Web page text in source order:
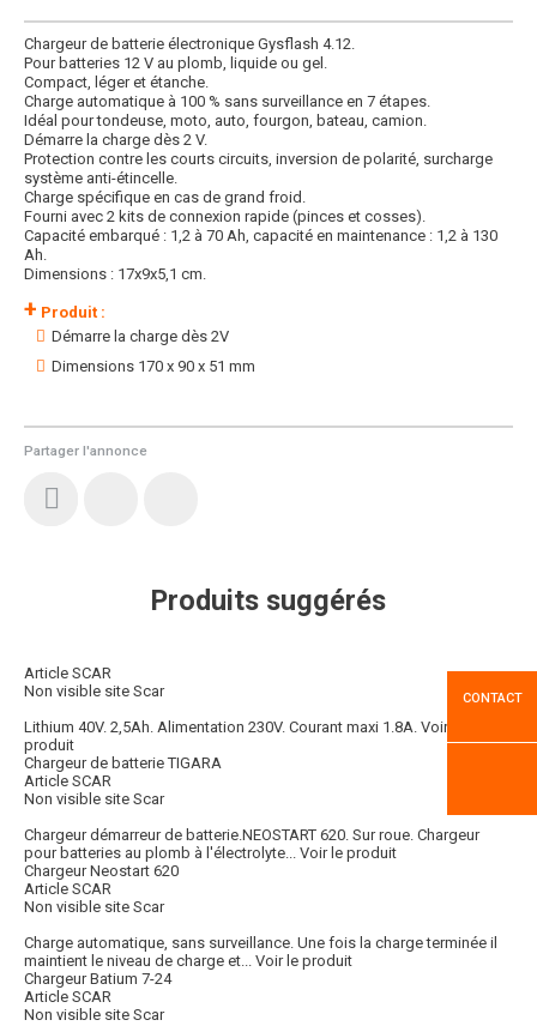
+ Produit :
Démarre la charge dès 2V
Dimensions 170 x 90 x 51 mm
Partager l'annonce
Chargeur de batterie électronique Gysflash 4.12.
Pour batteries 12 V au plomb, liquide ou gel.
Compact, léger et étanche.
Charge automatique à 100 % sans surveillance en 7 étapes.
Idéal pour tondeuse, moto, auto, fourgon, bateau, camion.
Démarre la charge dès 2 V.
Protection contre les courts circuits, inversion de polarité, surcharge
système anti-étincelle.
Charge spécifique en cas de grand froid.
Fourni avec 2 kits de connexion rapide (pinces et cosses).
Capacité embarqué : 1,2 à 70 Ah, capacité en maintenance : 1,2 à 130
Ah.
Dimensions : 17x9x5,1 cm.
Produits suggérés
Article SCAR
Non visible site Scar
Lithium 40V. 2,5Ah. Alimentation 230V. Courant maxi 1.8A. Voir le
produit
Chargeur de batterie TIGARA
Article SCAR
Non visible site Scar
Chargeur démarreur de batterie.NEOSTART 620. Sur roue. Chargeur
pour batteries au plomb à l'électrolyte... Voir le produit
Chargeur Neostart 620
Article SCAR
Non visible site Scar
Charge automatique, sans surveillance. Une fois la charge terminée il
maintient le niveau de charge et... Voir le produit
Chargeur Batium 7-24
Article SCAR
Non visible site Scar
CONTACT